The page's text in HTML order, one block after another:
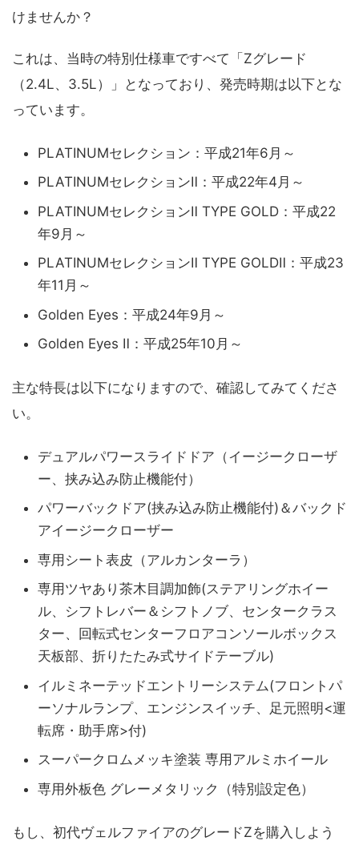
けませんか？
これは、当時の特別仕様車ですべて「Zグレード
（2.4L、3.5L）」となっており、発売時期は以下とな
っています。
PLATINUMセレクション：平成21年6月～
PLATINUMセレクションⅡ：平成22年4月～
PLATINUMセレクションⅡ TYPE GOLD：平成22
年9月～
PLATINUMセレクションⅡ TYPE GOLDⅡ：平成23
年11月～
Golden Eyes：平成24年9月～
Golden Eyes Ⅱ：平成25年10月～
主な特長は以下になりますので、確認してみてくださ
い。
デュアルパワースライドドア（イージークローザ
ー、挟み込み防止機能付）
パワーバックドア(挟み込み防止機能付)＆バックド
アイージークローザー
専用シート表皮（アルカンターラ）
専用ツヤあり茶木目調加飾(ステアリングホイー
ル、シフトレバー＆シフトノブ、センタークラス
ター、回転式センターフロアコンソールボックス
天板部、折りたたみ式サイドテーブル)
イルミネーテッドエントリーシステム(フロントパ
ーソナルランプ、エンジンスイッチ、足元照明<運
転席・助手席>付)
スーパークロムメッキ塗装 専用アルミホイール
専用外板色 グレーメタリック（特別設定色）
もし、初代ヴェルファイアのグレードZを購入しよう